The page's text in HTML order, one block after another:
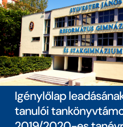
Iskolánkról
Felvételizőknek
Diákoknak
Szülőknek
Igénylőlap
tanulói